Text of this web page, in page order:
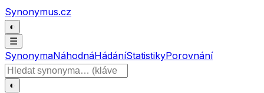
Přeskočit na obsah
Synonymus.cz
◐
☰
SynonymaNáhodnáHádáníStatistikyPorovnání
Hledat slovo
◐